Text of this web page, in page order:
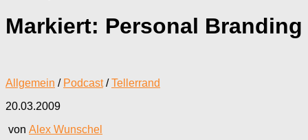
Markiert: Personal Branding
Allgemein / Podcast/Tellerrand
20.03.2009
von Alex Wunschel